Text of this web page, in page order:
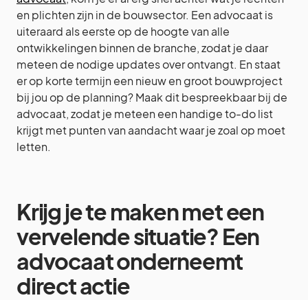
en plichten zijn in de bouwsector. Een advocaat is
uiteraard als eerste op de hoogte van alle
ontwikkelingen binnen de branche, zodat je daar
meteen de nodige updates over ontvangt. En staat
er op korte termijn een nieuw en groot bouwproject
bij jou op de planning? Maak dit bespreekbaar bij de
advocaat, zodat je meteen een handige to-do list
krijgt met punten van aandacht waar je zoal op moet
letten.
Krijg je te maken met een
vervelende situatie? Een
advocaat onderneemt
direct actie